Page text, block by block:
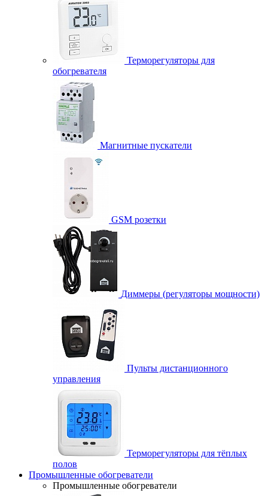
Терморегуляторы для
обогревателя
Магнитные пускатели
GSM розетки
Диммеры (регуляторы мощности)
Пульты дистанционного
управления
Терморегуляторы для тёплых
полов
Промышленные обогреватели
Промышленные обогреватели